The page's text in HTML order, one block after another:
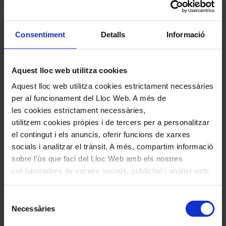
Consentiment Detalls Informació
Aquest lloc web utilitza cookies
Aquest lloc web utilitza cookies estrictament necessàries
per al funcionament del Lloc Web. A més de
les cookies estrictament necessàries,
utilitzem cookies pròpies i de tercers per a personalitzar
el contingut i els anuncis, oferir funcions de xarxes
socials i analitzar el trànsit. A més, compartim informació
sobre l'ús que faci del Lloc Web amb els nostres
col·laboradors de xarxes socials, publicitat i anàlisi web,
de l'ús que hagi fet dels seus serveis. En el quadre
inferior pot “Permetre totes les cookies” o seleccionar el
Necessàries
Deixa un comentari
marcats amb
Comentari *
Nom *
Correu electrònic*